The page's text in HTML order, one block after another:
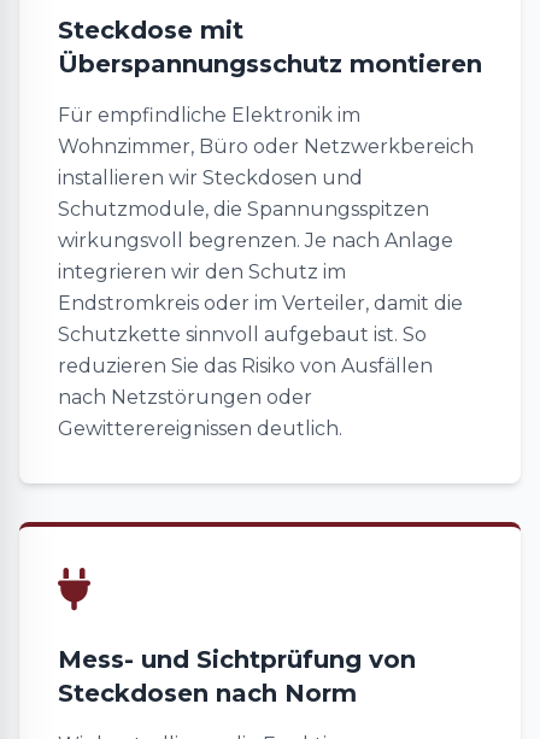
Steckdose mit
Überspannungsschutz montieren
Für empfindliche Elektronik im
Wohnzimmer, Büro oder Netzwerkbereich
installieren wir Steckdosen und
Schutzmodule, die Spannungsspitzen
wirkungsvoll begrenzen. Je nach Anlage
integrieren wir den Schutz im
Endstromkreis oder im Verteiler, damit die
Schutzkette sinnvoll aufgebaut ist. So
reduzieren Sie das Risiko von Ausfällen
nach Netzstörungen oder
Gewitterereignissen deutlich.
Mess- und Sichtprüfung von
Steckdosen nach Norm